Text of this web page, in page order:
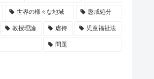
世界の様々な地域 懲戒処分
教授理論 虐待 児童福祉法
問題